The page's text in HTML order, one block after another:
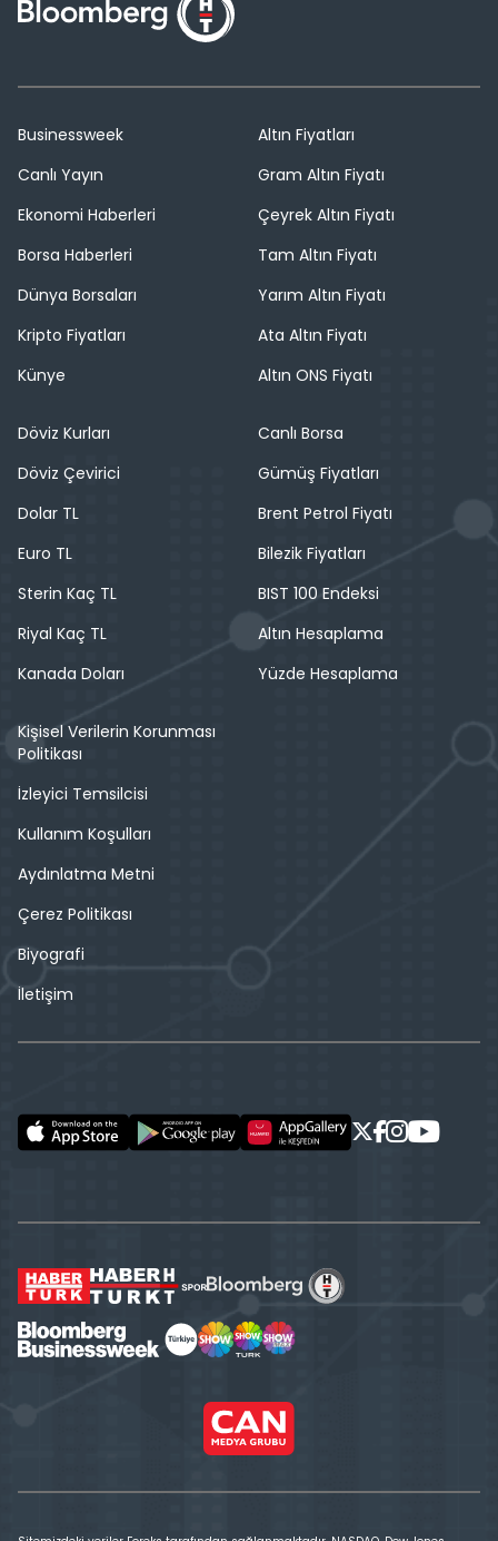
Businessweek
Canlı Yayın
Ekonomi Haberleri
Borsa Haberleri
Dünya Borsaları
Kripto Fiyatları
Künye
Altın Fiyatları
Gram Altın Fiyatı
Çeyrek Altın Fiyatı
Tam Altın Fiyatı
Yarım Altın Fiyatı
Ata Altın Fiyatı
Altın ONS Fiyatı
Döviz Kurları
Döviz Çevirici
Dolar TL
Euro TL
Sterin Kaç TL
Riyal Kaç TL
Kanada Doları
Canlı Borsa
Gümüş Fiyatları
Brent Petrol Fiyatı
Bilezik Fiyatları
BIST 100 Endeksi
Altın Hesaplama
Yüzde Hesaplama
Kişisel Verilerin Korunması
Politikası
İzleyici Temsilcisi
Kullanım Koşulları
Aydınlatma Metni
Çerez Politikası
Biyografi
İletişim